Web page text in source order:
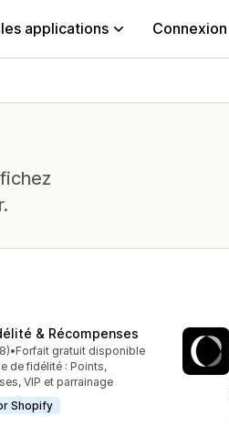
applications Connexion
& Récompenses
sur 5
total
•Forfait gratuit disponible
de fidélité : Points,
VIP et parrainage
Shopify